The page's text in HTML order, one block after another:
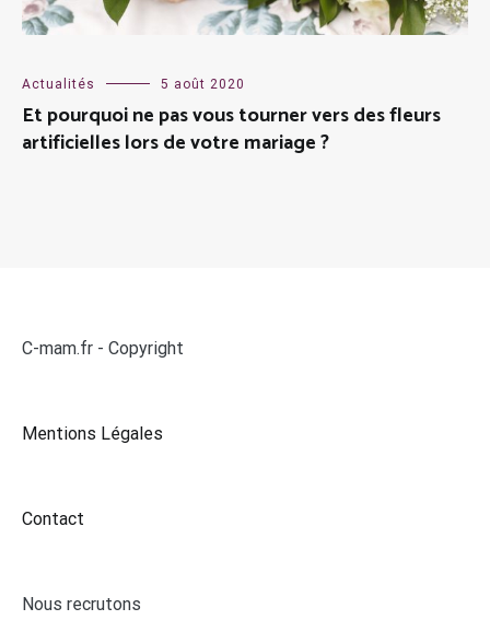
Actualités 5 août 2020
Et pourquoi ne pas vous tourner vers des fleurs
artificielles lors de votre mariage ?
C-mam.fr - Copyright
Mentions Légales
Contact
Nous recrutons